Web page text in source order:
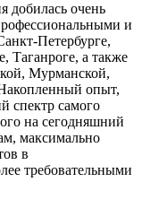
добилась очень
и
Петербурге,
Таганроге, а также
Мурманской,
опыт,
спектр самого
на сегодняшний
максимально
в
требовательными